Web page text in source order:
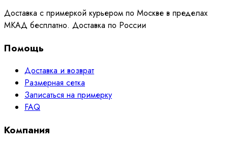
Доставка с примеркой курьером по Москве в пределах
МКАД бесплатно. Доставка по России
Помощь
Доставка и возврат
Размерная сетка
Записаться на примерку
FAQ
Компания